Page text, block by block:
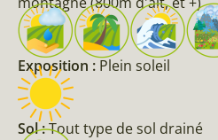
Exposition : Plein soleil
Sol :Tout type de sol drainé